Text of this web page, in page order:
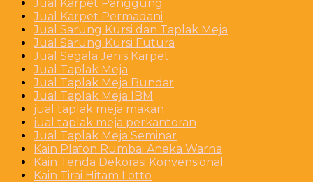
Jual Karpet Panggung
Jual Karpet Permadani
Jual Sarung Kursi dan Taplak Meja
Jual Sarung Kursi Futura
Jual Segala Jenis Karpet
Jual Taplak Meja
Jual Taplak Meja Bundar
Jual Taplak Meja IBM
jual taplak meja makan
jual taplak meja perkantoran
Jual Taplak Meja Seminar
Kain Plafon Rumbai Aneka Warna
Kain Tenda Dekorasi Konvensional
Kain Tirai Hitam Lotto